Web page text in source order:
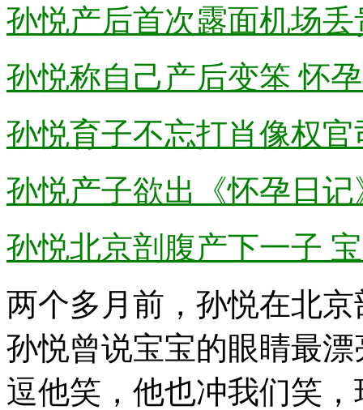
孙悦产后首次露面机场
孙悦称自己产后变笨 怀
孙悦育子不忘打肖像权官
孙悦产子欲出《怀孕日
孙悦北京剖腹产下一子
两个多月前，孙悦在北
孙悦曾说宝宝的眼睛最
逗他笑，他也冲我们笑